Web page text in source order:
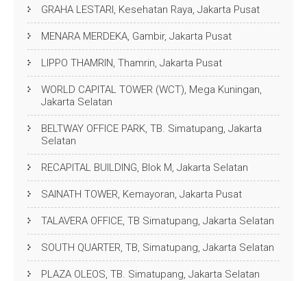
GRAHA LESTARI, Kesehatan Raya, Jakarta Pusat
MENARA MERDEKA, Gambir, Jakarta Pusat
LIPPO THAMRIN, Thamrin, Jakarta Pusat
WORLD CAPITAL TOWER (WCT), Mega Kuningan,
Jakarta Selatan
BELTWAY OFFICE PARK, TB. Simatupang, Jakarta
Selatan
RECAPITAL BUILDING, Blok M, Jakarta Selatan
SAINATH TOWER, Kemayoran, Jakarta Pusat
TALAVERA OFFICE, TB Simatupang, Jakarta Selatan
SOUTH QUARTER, TB, Simatupang, Jakarta Selatan
PLAZA OLEOS, TB. Simatupang, Jakarta Selatan